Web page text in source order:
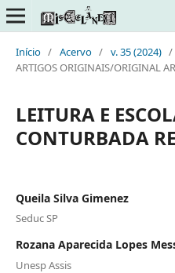
Início / Acervo / v. 35 (2024) /
ARTIGOS ORIGINAIS/ORIGINAL
LEITURA E
CONTURBADA
Queila Silva Gimenez
Seduc SP
Rozana Aparecida Lopes
Unesp Assis